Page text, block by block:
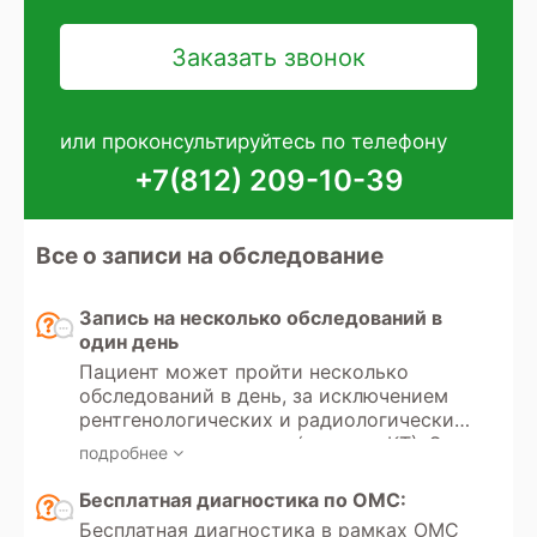
или проконсультируйтесь по телефону
+7(812) 209-10-39
Все о записи на обследование
Запись на несколько обследований в
один день
Пациент может пройти несколько
обследований в день, за исключением
рентгенологических и радиологических
методов диагностики (рентген, КТ). Эти
исследования используют
ионизирующее излучение, и существует
ограничение по дозе разрешенного
подробнее
Бесплатная диагностика по ОМС:
Бесплатная диагностика в рамках ОМС